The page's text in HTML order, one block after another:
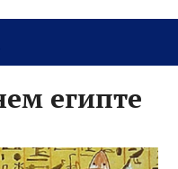
египте